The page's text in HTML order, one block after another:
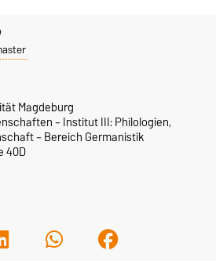
Magdeburg
– Institut III: Philologien,
– Bereich Germanistik
40D